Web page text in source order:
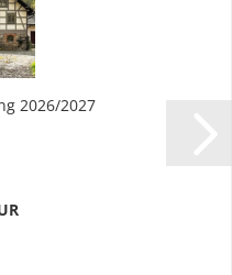
2026/2027